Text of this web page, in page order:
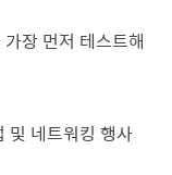
장 먼저 테스트해
및 네트워킹 행사